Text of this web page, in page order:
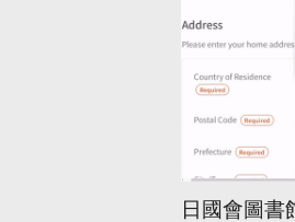
日國會圖書